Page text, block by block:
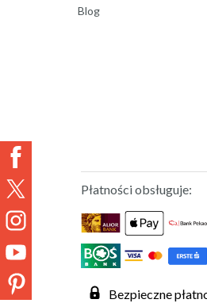
Blog
Płatności obsługuje:
Bezpieczne